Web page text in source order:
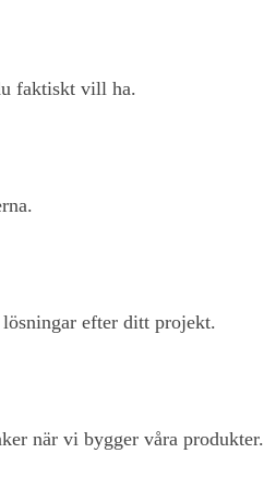
faktiskt vill ha.
efter ditt projekt.
när vi bygger våra produkter.